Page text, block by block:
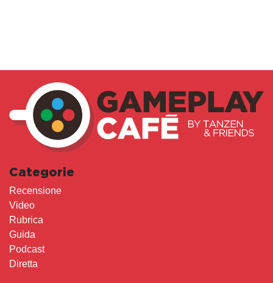
Categorie
Recensione
Video
Rubrica
Guida
Podcast
Diretta